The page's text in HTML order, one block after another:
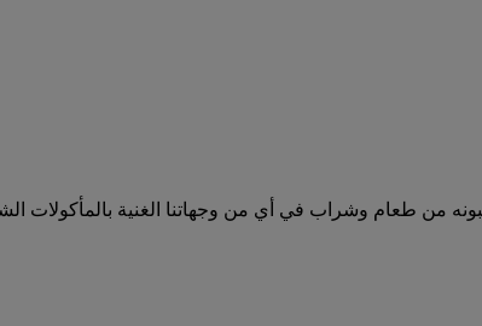
من طعام وشراب في أي من وجهاتنا الغنية بالمأكولات